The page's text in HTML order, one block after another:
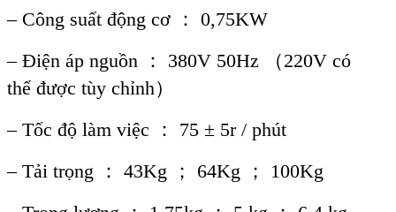
– Công suất động cơ ： 0,75KW
– Điện áp nguồn ： 380V 50Hz （220V có
thể được tùy chỉnh）
– Tốc độ làm việc ： 75 ± 5r / phút
– Tải trọng ： 43Kg ； 64Kg ； 100Kg